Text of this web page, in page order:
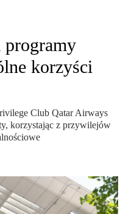
korzyści
Club Qatar Airways
korzystając z przywilejów